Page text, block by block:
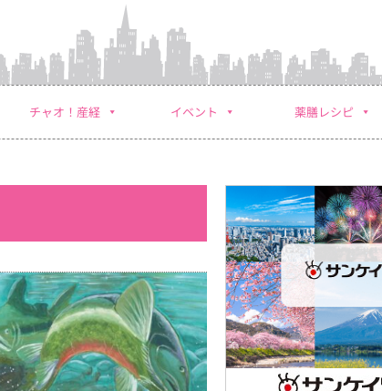
チャオ！産経 イベント 薬膳レシピ